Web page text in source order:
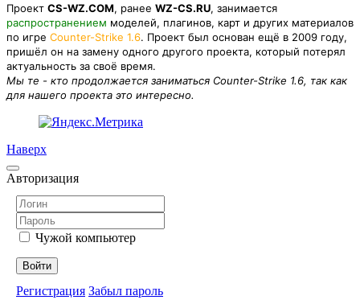
Проект CS-WZ.COM, ранее WZ-CS.RU, занимается
распространением моделей, плагинов, карт и других материалов
по игре Counter-Strike 1.6. Проект был основан ещё в 2009 году,
пришёл он на замену одного другого проекта, который потерял
актуальность за своё время.
Мы те - кто продолжается заниматься Counter-Strike 1.6, так как
для нашего проекта это интересно.
Наверх
Авторизация
Чужой компьютер
Войти
Регистрация Забыл пароль